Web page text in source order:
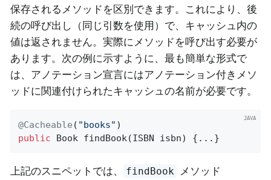
保存されるメソッドを区別できます。これにより、後
続の呼び出し（同じ引数を使用）で、キャッシュ内の
値は返されません。実際にメソッドを呼び出す必要が
あります。次の例に示すように、最も簡単な形式で
は、アノテーション宣言にはアノテーション付きメソ
ッドに関連付けられたキャッシュの名前が必要です。
@Cacheable ( "books"
public Book findBook (ISBN isbn) {...}
上記のスニペットでは、 findBook
メソッド